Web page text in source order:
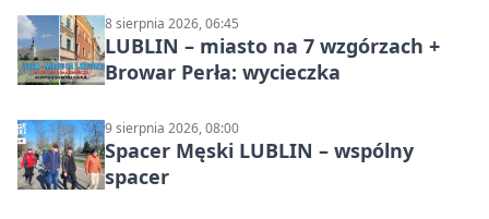
8 sierpnia 2026, 06:45
LUBLIN – miasto na 7 wzgórzach +
Browar Perła: wycieczka
9 sierpnia 2026, 08:00
Spacer Męski LUBLIN – wspólny
spacer